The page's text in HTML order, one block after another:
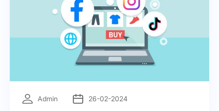
Admin 26-02-2024